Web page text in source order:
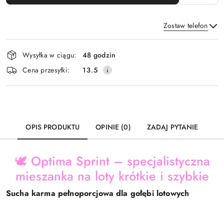
Zostaw telefon
Wyślij
Dostępność
i
dostawa
Wysyłka w ciągu:
48 godzin
Cena przesyłki:
13.5
OPIS PRODUKTU OPINIE (0) ZADAJ PYTANIE
🕊️ Optima Sprint – specjalistyczna
mieszanka na loty krótkie i szybkie
Sucha karma pełnoporcjowa dla gołębi lotowych